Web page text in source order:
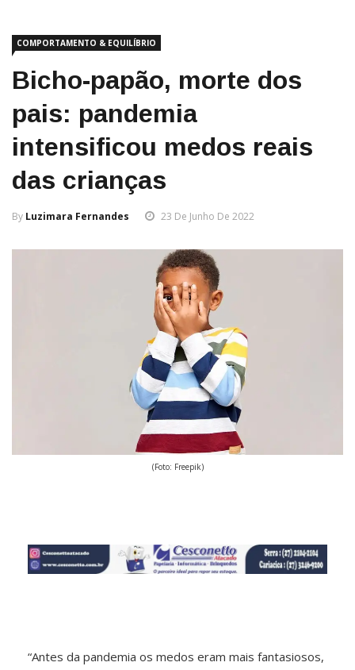
COMPORTAMENTO & EQUILÍBRIO
Bicho-papão, morte dos
pais: pandemia
intensificou medos reais
das crianças
By Luzimara Fernandes 23 De Junho De 2022
(Foto: Freepik)
“Antes da pandemia os medos eram mais fantasiosos,